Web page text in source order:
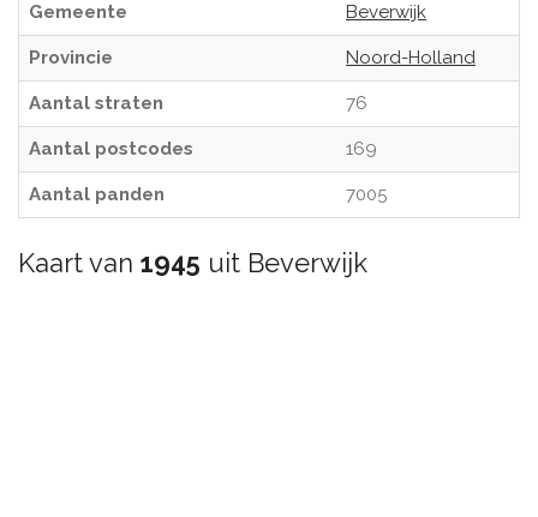
Gemeente Beverwijk
Provincie Noord-Holland
Aantal straten 76
Aantal postcodes 169
Aantal panden 7005
Kaart van 1945 uit Beverwijk